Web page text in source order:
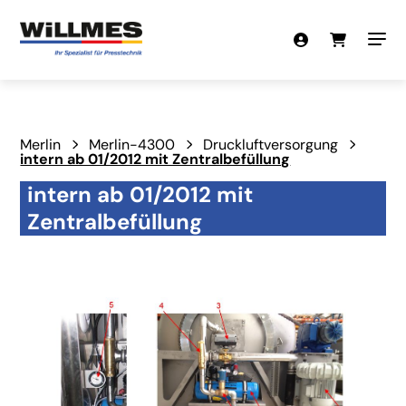
Merlin Merlin-4300 Druckluftversorgung
intern ab 01/2012 mit Zentralbefüllung
intern ab 01/2012 mit
Zentralbefüllung